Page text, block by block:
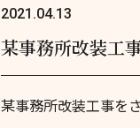
2021.04.13
某事務所改装工
某事務所改装工事を